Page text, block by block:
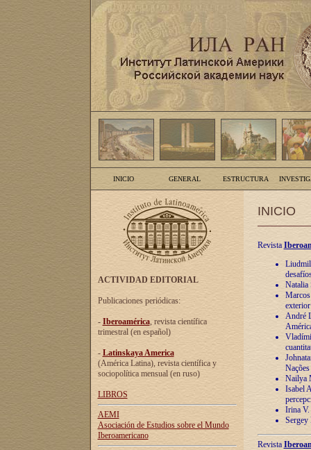
INICIO GENERAL ESTRUCTURA
ACTIVIDAD EDITORIAL
Publicaciones periódicas:
- Iberoamérica, revista científica
trimestral (en español)
- Latinskaya America
(América Latina), revista científica y
sociopolítica mensual (en ruso)
LIBROS
AEMI
Asociación de Estudios sobre el Mundo
Iberoamericano
INICIO
Revista
Natalia
André
Nailya
Isabel
Irina V.
Sergey
Revista